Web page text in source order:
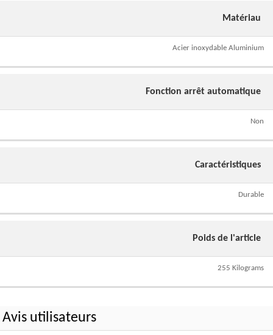
Matériau
Acier inoxydable Aluminium
Fonction arrêt automatique
Non
Caractéristiques
Durable
Poids de l'article
255 Kilograms
Avis utilisateurs